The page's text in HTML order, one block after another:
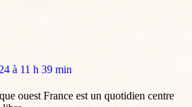
à 11 h 39 min
ouest France est un quotidien centre